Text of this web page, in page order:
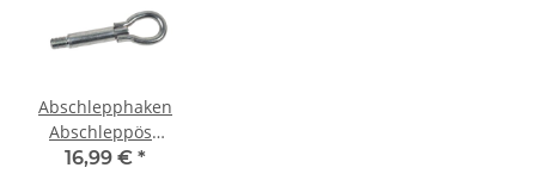
Abschlepphaken
Abschleppöse
VW Polo 6R Up
16,99 € *